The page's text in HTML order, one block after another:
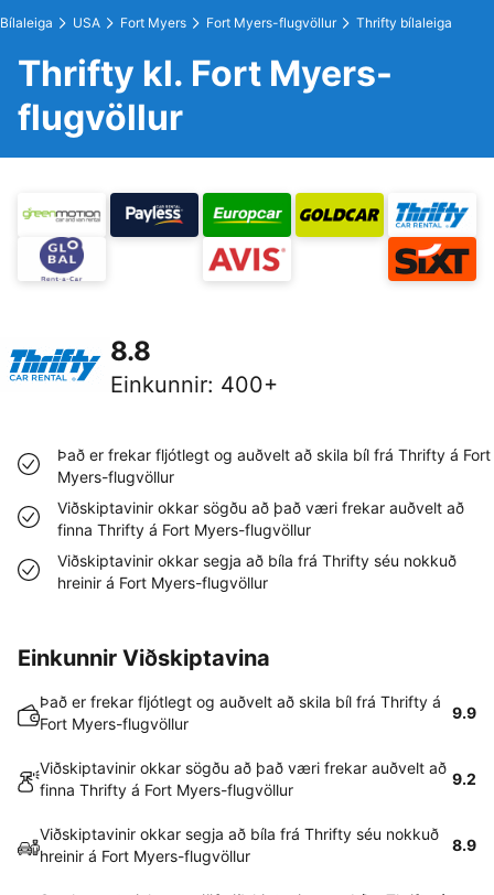
Bílaleiga USA Fort Myers Fort Myers-flugvöllur Thrifty bílaleiga
Thrifty kl. Fort Myers-
flugvöllur
8.8
Einkunnir: 400+
Það er frekar fljótlegt og auðvelt að skila bíl frá Thrifty á Fort
Myers-flugvöllur
Viðskiptavinir okkar sögðu að það væri frekar auðvelt að
finna Thrifty á Fort Myers-flugvöllur
Viðskiptavinir okkar segja að bíla frá Thrifty séu nokkuð
hreinir á Fort Myers-flugvöllur
Einkunnir Viðskiptavina
Það er frekar fljótlegt og auðvelt að skila bíl frá Thrifty á
Fort Myers-flugvöllur
9.9
Viðskiptavinir okkar sögðu að það væri frekar auðvelt að
finna Thrifty á Fort Myers-flugvöllur
9.2
Viðskiptavinir okkar segja að bíla frá Thrifty séu nokkuð
hreinir á Fort Myers-flugvöllur
8.9